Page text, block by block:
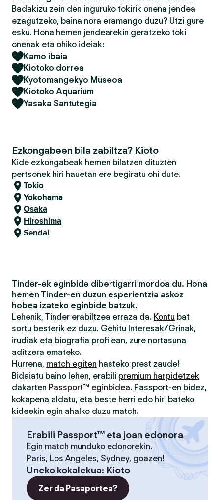
Badakizu zein den inguruko tokirik onena jendea
ezagutzeko, baina nora eramango duzu? Utzi gure
esku. Hona hemen jendearekin geratzeko toki
onenak eta ohiko ideiak:
Kamo ibaia
Kiotoko dorrea
Kyotomangekyo Museoa
Kiotoko Aquarium
Yasaka Santutegia
Ezkongabeen bila zabiltza? Kioto
Kide ezkongabeak hemen bilatzen dituzten
pertsonek hiri hauetan ere begiratu ohi dute.
Tokio
Yokohama
Osaka
Hiroshima
Sendai
Tinder-ek eginbide dibertigarri mordoa du. Hona
hemen Tinder-en duzun esperientzia askoz
hobea izateko eginbide batzuk.
Lehenik, Tinder erabiltzea erraza da. Kontu bat
sortu besterik ez duzu. Gehitu Interesak/Grinak,
irudiak eta biografia profilean, zure nortasuna
aditzera emateko.
Hurrena, match egiten hasteko prest zaude!
Bidaiatu baino lehen, erabili premium harpidetzek
dakarten Passport™ eginbidea. Passport-en bidez,
kokapena aldatu, eta beste herri edo hiri bateko
kideekin egin ahalko duzu match.
Erabili Passport™ eta joan edonora
Egin match munduko edonorekin.
Paris, Los Angeles, Sydney, goazen!
Uneko kokalekua: Kioto
Zer da Pasaportea?